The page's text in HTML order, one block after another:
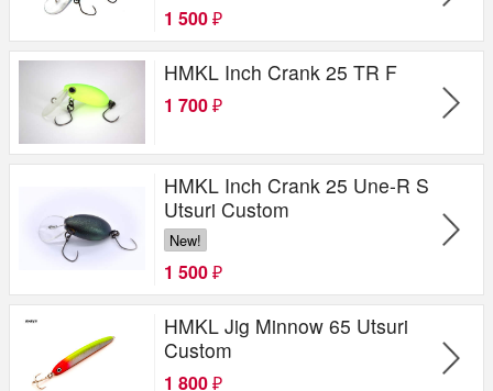
1 500 ₽
HMKL Inch Crank 25 TR F
1 700 ₽
HMKL Inch Crank 25 Une-R S
Utsuri Custom
New!
1 500 ₽
HMKL Jig Minnow 65 Utsuri
Custom
1 800 ₽